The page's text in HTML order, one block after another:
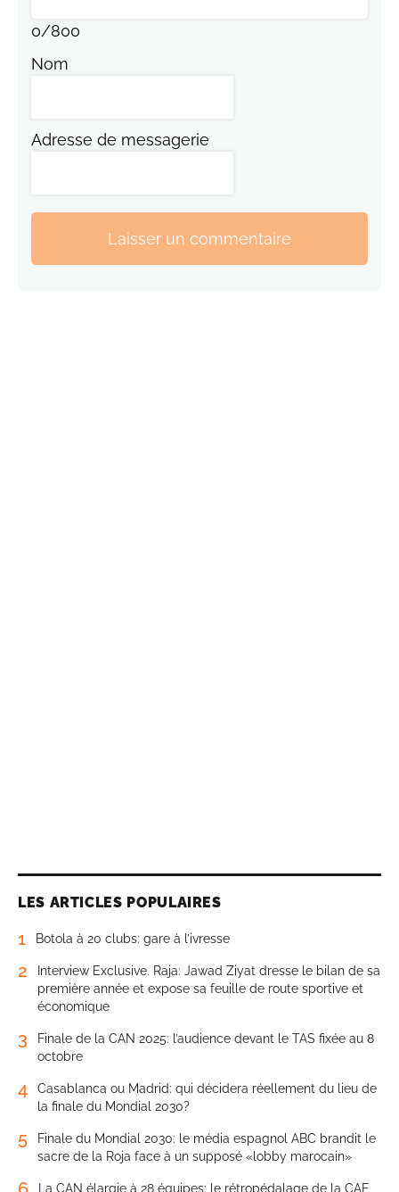
0/800
Nom
Adresse de messagerie
Laisser un commentaire
LES ARTICLES POPULAIRES
1 Botola à 20 clubs: gare à l’ivresse
2
Interview Exclusive. Raja: Jawad Ziyat dresse le bilan de sa
première année et expose sa feuille de route sportive et
économique
3
Finale de la CAN 2025: l’audience devant le TAS fixée au 8
octobre
4
Casablanca ou Madrid: qui décidera réellement du lieu de
la finale du Mondial 2030?
5
Finale du Mondial 2030: le média espagnol ABC brandit le
sacre de la Roja face à un supposé «lobby marocain»
La CAN élargie à 28 équipes: le rétropédalage de la CAF